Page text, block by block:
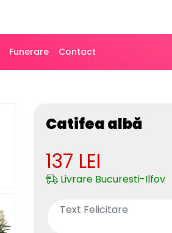
Funerare Contact
Catifea albă
137 LEI
Livrare Bucuresti-Ilfov